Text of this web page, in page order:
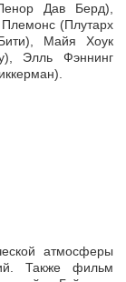
Дав Берд),
(Плутарх
Майя Хоук
Элль Фэннинг
атмосферы
Также фильм